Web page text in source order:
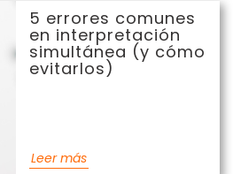
5 errores comunes
en interpretación
simultánea (y cómo
evitarlos)
Leer más